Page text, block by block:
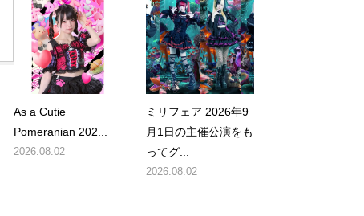
As a Cutie
Pomeranian 202...
2026.08.02
ミリフェア 2026年9
月1日の主催公演をも
ってグ...
2026.08.02